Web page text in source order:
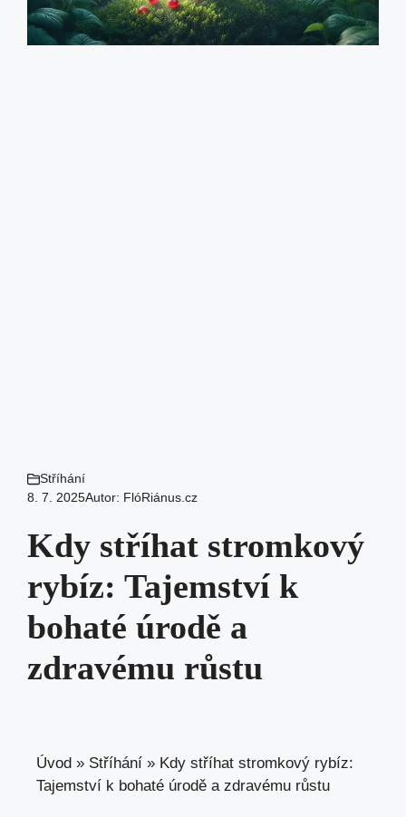
Stříhání
8. 7. 2025Autor: FlóRiánus.cz
Kdy stříhat stromkový
rybíz: Tajemství k
bohaté úrodě a
zdravému růstu
Úvod » Stříhání » Kdy stříhat stromkový rybíz:
Tajemství k bohaté úrodě a zdravému růstu